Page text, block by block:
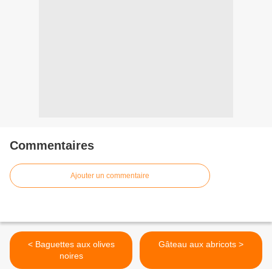
Commentaires
Ajouter un commentaire
< Baguettes aux olives
noires
Gâteau aux abricots >